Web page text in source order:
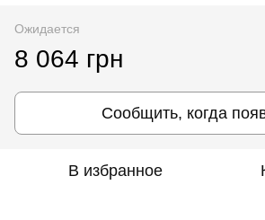
Ожидается
8 064 грн
Сообщить, когда
В избранное